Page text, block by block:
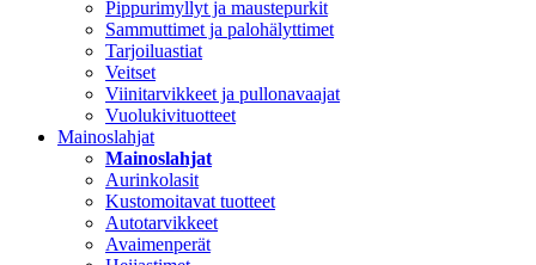
Pippurimyllyt ja maustepurkit
Sammuttimet ja palohälyttimet
Tarjoiluastiat
Veitset
Viinitarvikkeet ja pullonavaajat
Vuolukivituotteet
Mainoslahjat
Mainoslahjat
Aurinkolasit
Kustomoitavat tuotteet
Autotarvikkeet
Avaimenperät